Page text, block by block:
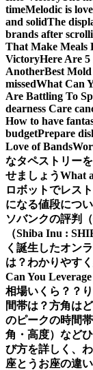
timeMelodic is
and solidThe
brands after
That Make Meals
VictoryHere Are
AnotherBest
missedWhat Can
Are Battling To
dearness Care
How to have
budgetPrepare
Love of Bands
なタペストリー
せましょうWhat
ロボットでレス
になる値段につ
ソバンクの評判
（Shiba Inu :
く誕生したオン
は？わかりやす
Can You Leverage
相場いくら？？
間帯は？方角は
のピークの時間
角・高度）など
び方を詳しく、
座とうお座の違